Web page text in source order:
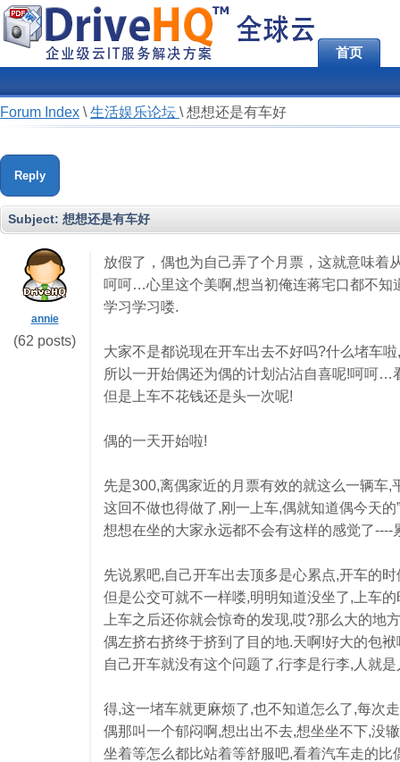
首页
Forum Index \ 生活娱乐论坛 \ 想想还是有车好
Reply
Subject: 想想还是有车好
annie
(62 posts)
放假了，偶也为自己弄了个月票，这就意味着
呵呵…心里这个美啊,想当初俺连蒋宅口都不知
学习学习喽.
大家不是都说现在开车出去不好吗?什么堵车
所以一开始偶还为偶的计划沾沾自喜呢!呵呵…
但是上车不花钱还是头一次呢!
偶的一天开始啦!
先是300,离偶家近的月票有效的就这么一辆车
这回不做也得做了,刚一上车,偶就知道偶今天的
想想在坐的大家永远都不会有这样的感觉了----
先说累吧,自己开车出去顶多是心累点,开车的
但是公交可就不一样喽,明明知道没坐了,上车
上车之后还你就会惊奇的发现,哎?那么大的地
偶左挤右挤终于挤到了目的地.天啊!好大的包
自己开车就没有这个问题了,行李是行李,人就
得,这一堵车就更麻烦了,也不知道怎么了,每次
偶那叫一个郁闷啊,想出出不去,想坐坐不下,没
坐着等怎么都比站着等舒服吧,看着汽车走的比